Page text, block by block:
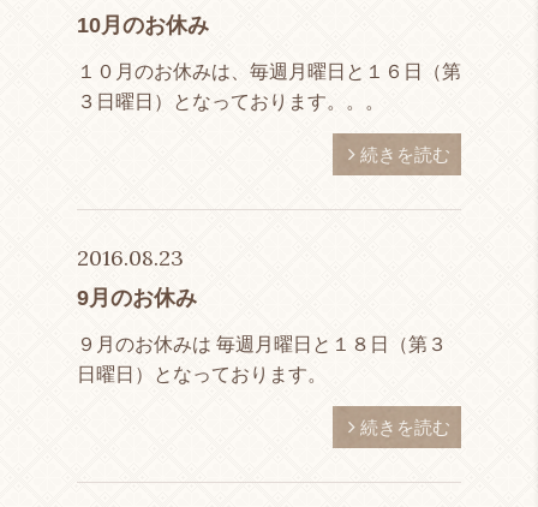
10月のお休み
１０月のお休みは、毎週月曜日と１６日（第
３日曜日）となっております。。。
続きを読む
2016.08.23
9月のお休み
９月のお休みは 毎週月曜日と１８日（第３
日曜日）となっております。
続きを読む